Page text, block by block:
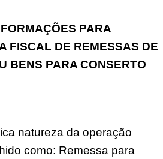
PARA
FISCAL DE REMESSAS DE
BENS PARA CONSERTO
natureza da operação
como: Remessa para